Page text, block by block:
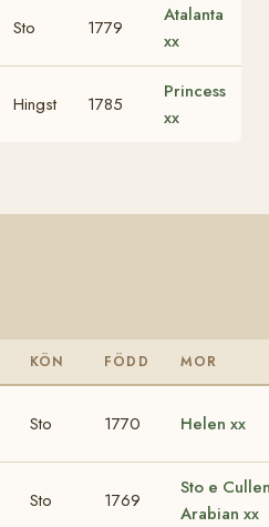
Sto 1779
Atalanta
xx
Hingst 1785
Princess
xx
KÖN FÖDD MOR
Sto 1770 Helen xx
Sto 1769
Sto e
Arabian xx